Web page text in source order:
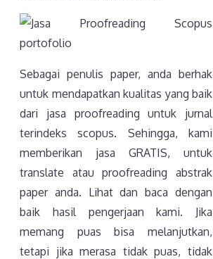
Sebagai penulis paper, anda berhak
untuk mendapatkan kualitas yang baik
dari jasa proofreading untuk jurnal
terindeks scopus. Sehingga, kami
memberikan jasa GRATIS, untuk
translate atau proofreading abstrak
paper anda. Lihat dan baca dengan
baik hasil pengerjaan kami. Jika
memang puas bisa melanjutkan,
tetapi jika merasa tidak puas, tidak